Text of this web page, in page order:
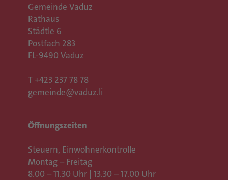
Gemeinde Vaduz
Rathaus
Städtle 6
Postfach 283
FL-9490 Vaduz
T +423 237 78 78
gemeinde@vaduz.li
Öffnungszeiten
Steuern, Einwohnerkontrolle
Montag – Freitag
8.00 – 11.30 Uhr | 13.30 – 17.00 Uhr